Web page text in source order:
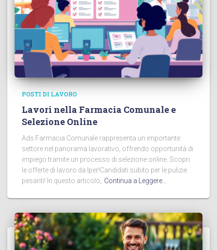
POSTI DI LAVORO
Lavori nella Farmacia Comunale e
Selezione Online
Ads Farmacia Comunale rappresenta un importante
settore nel panorama lavorativo, offrendo opportunità di
impiego tramite un processo di selezione online. Scopri
le offerte di lavoro da Iper!Candidati subito per le pulizie
pesanti! In questo articolo, Continua a Leggere…